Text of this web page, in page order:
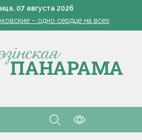
07 августа 2026
Да трыццаці кубоў за змену
– одно сердце на всех
стихии – на контроле
в Беларуси развивают внутренний
Да трыццаці кубоў за змену